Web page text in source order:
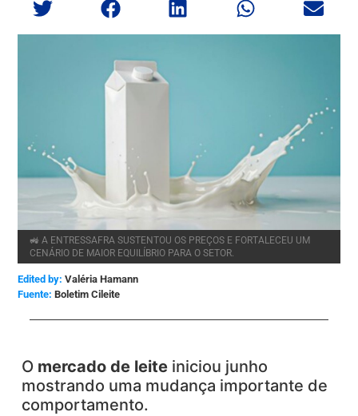
🚜 A ENTRESSAFRA SUSTENTOU OS PREÇOS E FORTALECEU UM
CENÁRIO DE MAIOR EQUILÍBRIO PARA O SETOR.
Edited by: Valéria Hamann
Boletim Cileite
O mercado de leite iniciou junho
mostrando uma mudança importante de
comportamento.